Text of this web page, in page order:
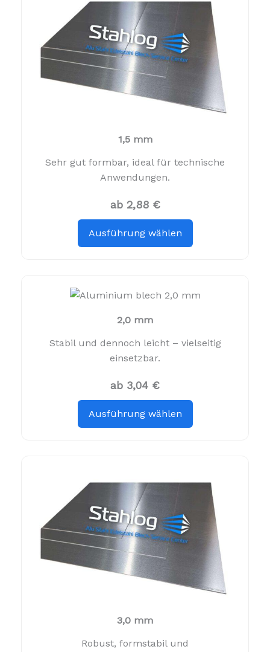
1,5 mm
Sehr gut formbar, ideal für technische
Anwendungen.
ab 2,88 €
Ausführung wählen
2,0 mm
Stabil und dennoch leicht – vielseitig
einsetzbar.
ab 3,04 €
Ausführung wählen
3,0 mm
Robust, formstabil und